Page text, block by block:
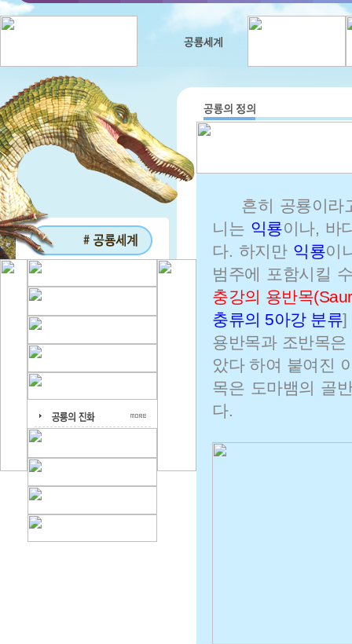
흔히 공룡이라
니는 익룡이나, 바
다. 하지만 익룡이
범주에 포함시킬
충강의 용반목
충류의 5아강 분류]
용반목과 조반목
았다 하여 붙여진
목은 도마뱀의 골
다.